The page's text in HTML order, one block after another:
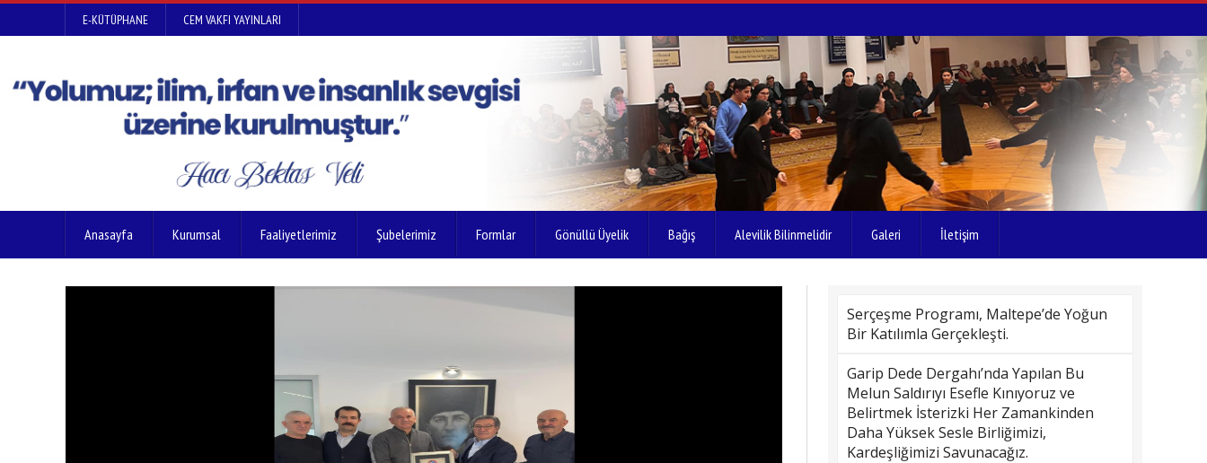
E-KÜTÜPHANE CEM VAKFI YAYINLARI
Anasayfa Kurumsal Faaliyetlerimiz Şubelerimiz Formlar Gönüllü Üyelik Bağış Alevilik Bilinmelidir Galeri İletişim
Serçeşme Programı, Maltepe’de Yoğun
Bir Katılımla Gerçekleşti.
Garip Dede Dergahı’nda Yapılan Bu
Melun Saldırıyı Esefle Kınıyoruz ve
Belirtmek İsterizki Her Zamankinden
Daha Yüksek Sesle Birliğimizi,
Kardeşliğimizi Savunacağız.